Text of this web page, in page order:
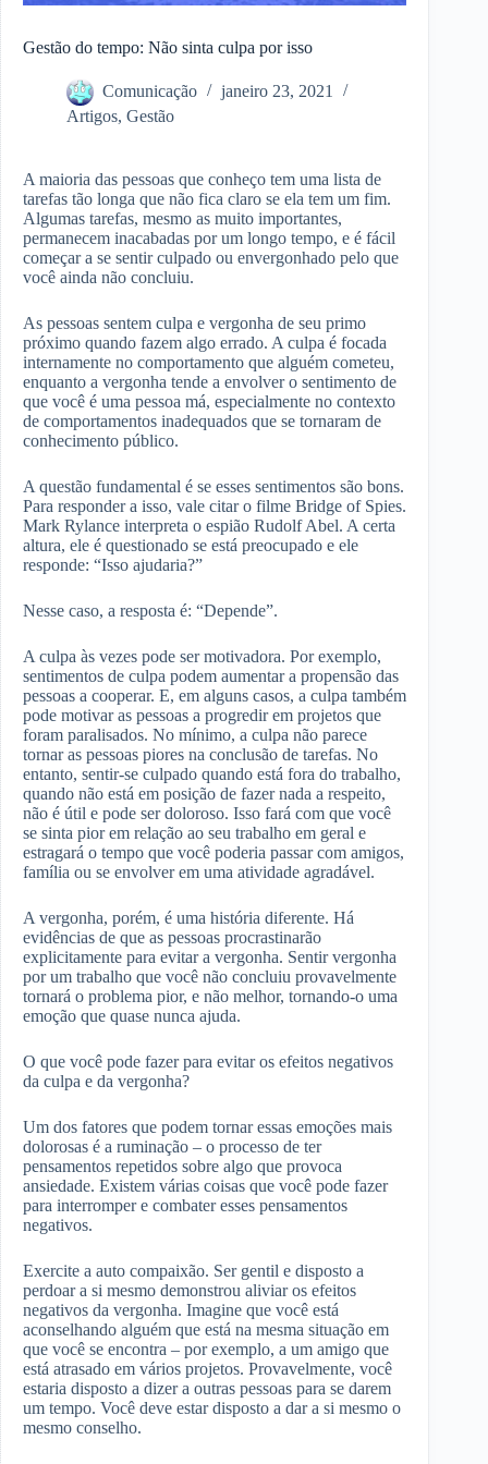
Gestão do tempo: Não sinta culpa por isso
Comunicação
janeiro 23, 2021
Artigos, Gestão
A maioria das pessoas que conheço tem uma lista de
tarefas tão longa que não fica claro se ela tem um fim.
Algumas tarefas, mesmo as muito importantes,
permanecem inacabadas por um longo tempo, e é fácil
começar a se sentir culpado ou envergonhado pelo que
você ainda não concluiu.
As pessoas sentem culpa e vergonha de seu primo
próximo quando fazem algo errado. A culpa é focada
internamente no comportamento que alguém cometeu,
enquanto a vergonha tende a envolver o sentimento de
que você é uma pessoa má, especialmente no contexto
de comportamentos inadequados que se tornaram de
conhecimento público.
A questão fundamental é se esses sentimentos são bons.
Para responder a isso, vale citar o filme Bridge of Spies.
Mark Rylance interpreta o espião Rudolf Abel. A certa
altura, ele é questionado se está preocupado e ele
responde: “Isso ajudaria?”
Nesse caso, a resposta é: “Depende”.
A culpa às vezes pode ser motivadora. Por exemplo,
sentimentos de culpa podem aumentar a propensão das
pessoas a cooperar. E, em alguns casos, a culpa também
pode motivar as pessoas a progredir em projetos que
foram paralisados. No mínimo, a culpa não parece
tornar as pessoas piores na conclusão de tarefas. No
entanto, sentir-se culpado quando está fora do trabalho,
quando não está em posição de fazer nada a respeito,
não é útil e pode ser doloroso. Isso fará com que você
se sinta pior em relação ao seu trabalho em geral e
estragará o tempo que você poderia passar com amigos,
família ou se envolver em uma atividade agradável.
A vergonha, porém, é uma história diferente. Há
evidências de que as pessoas procrastinarão
explicitamente para evitar a vergonha. Sentir vergonha
por um trabalho que você não concluiu provavelmente
tornará o problema pior, e não melhor, tornando-o uma
emoção que quase nunca ajuda.
O que você pode fazer para evitar os efeitos negativos
da culpa e da vergonha?
Um dos fatores que podem tornar essas emoções mais
dolorosas é a ruminação – o processo de ter
pensamentos repetidos sobre algo que provoca
ansiedade. Existem várias coisas que você pode fazer
para interromper e combater esses pensamentos
negativos.
Exercite a auto compaixão. Ser gentil e disposto a
perdoar a si mesmo demonstrou aliviar os efeitos
negativos da vergonha. Imagine que você está
aconselhando alguém que está na mesma situação em
que você se encontra – por exemplo, a um amigo que
está atrasado em vários projetos. Provavelmente, você
estaria disposto a dizer a outras pessoas para se darem
um tempo. Você deve estar disposto a dar a si mesmo o
mesmo conselho.